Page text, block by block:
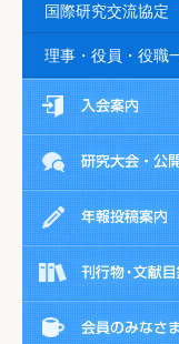
国際研究交流協定
理事・役員・役職